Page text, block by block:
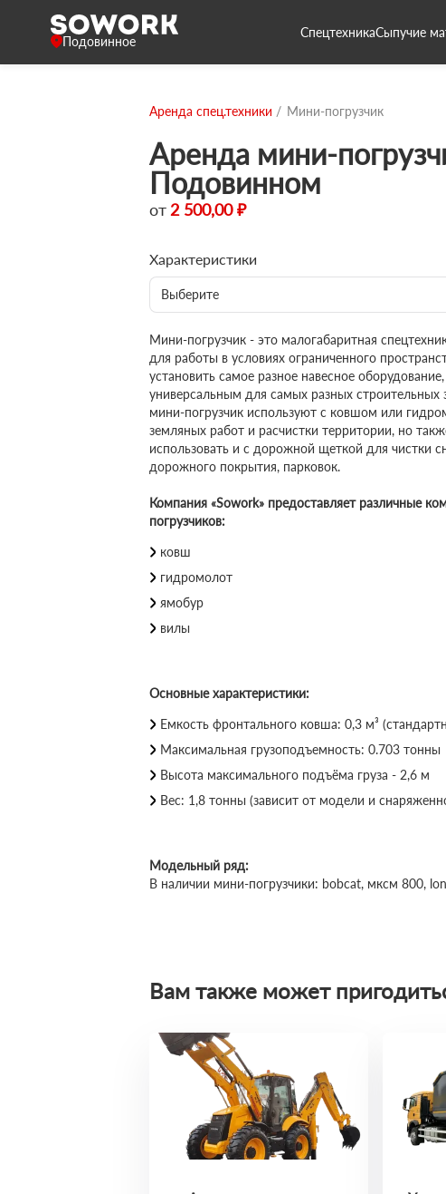
Подовинное
СпецтехникаСыпучие
Аренда спец.техники Мини-погрузчик
Аренда мини-
Подовинном
от 2 500,00 ₽
Характеристики
Выберите
Мини-погрузчик - это малогабаритная
для работы в условиях ограниченного
установить самое разное навесное
универсальным для самых разных строительных
мини-погрузчик используют с ковшом или
земляных работ и расчистки территории, но
использовать и с дорожной щеткой для чистки
дорожного покрытия, парковок.
Компания «Sowork» предоставляет различные
погрузчиков:
ковш
гидромолот
ямобур
вилы
Основные характеристики:
Емкость фронтального ковша: 0,3 м³
Максимальная грузоподъемность: 0.703 тонны
Высота максимального подъёма груза - 2,6 м
Вес: 1,8 тонны (зависит от модели и
Модельный ряд:
В наличии мини-погрузчики: bobcat, мксм 800,
Вам также может